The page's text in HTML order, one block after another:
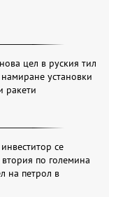
цел в руския тил
установки
ракети
се
по големина
на петрол в